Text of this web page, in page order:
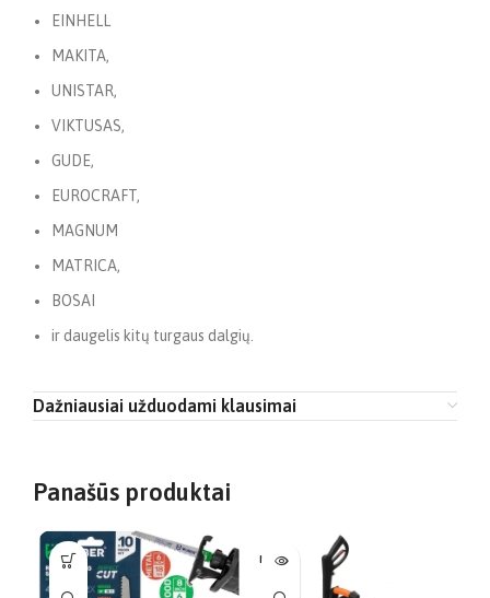
EINHELL
MAKITA,
UNISTAR,
VIKTUSAS,
GUDE,
EUROCRAFT,
MAGNUM
MATRICA,
BOSAI
ir daugelis kitų turgaus dalgių.
Dažniausiai užduodami klausimai
Panašūs produktai
NĖRA